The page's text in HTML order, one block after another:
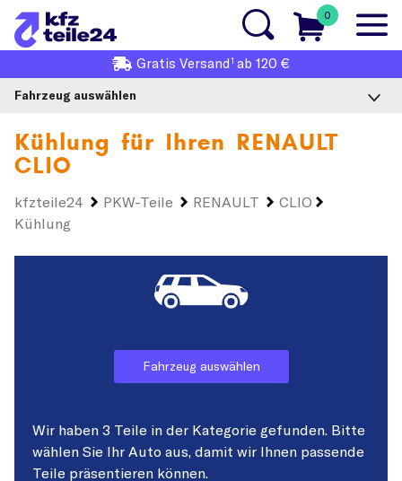
0
Gratis Versand1 ab 120 €
Fahrzeug auswählen
Kühlung für Ihren RENAULT
CLIO
kfzteile24 PKW-Teile RENAULT
CLIO
Kühlung
Fahrzeug auswählen
Wir haben 3 Teile in der Kategorie gefunden. Bitte
wählen Sie Ihr Auto aus, damit wir Ihnen passende
Teile präsentieren können.